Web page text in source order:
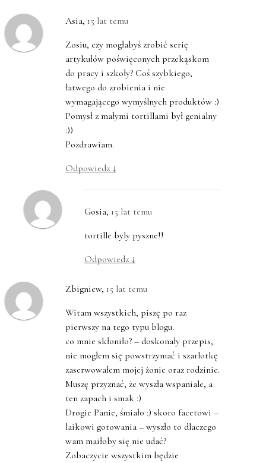
Asia, 15 lat temu
Zosiu, czy mogłabyś zrobić serię
artykułów poświęconych przekąskom
do pracy i szkoły? Coś szybkiego,
łatwego do zrobienia i nie
wymagającego wymyślnych produktów :)
Pomysł z małymi tortillami był genialny
:))
Pozdrawiam.
Odpowiedz ↓
Gosia, 15 lat temu
tortille byly pyszne!!
Odpowiedz ↓
Zbigniew, 15 lat temu
Witam wszystkich, piszę po raz
pierwszy na tego typu blogu.
co mnie skłoniło? – doskonały przepis,
nie mogłem się powstrzymać i szarlotkę
zaserwowałem mojej żonie oraz rodzinie.
Muszę przyznać, że wyszła wspaniale, a
ten zapach i smak :)
Drogie Panie, śmiało :) skoro facetowi –
laikowi gotowania – wyszło to dlaczego
wam maiłoby się nie udać?
Zobaczycie wszystkim będzie